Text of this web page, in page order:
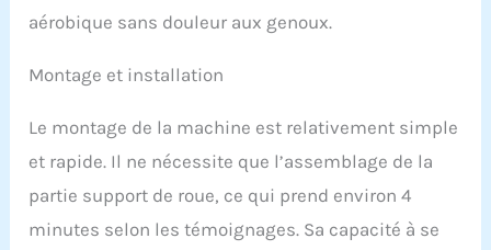
chevronnés, assurant
aérobique sans douleur aux genoux.
Montage et installation
Le montage de la machine est relativement simple
et rapide. Il ne nécessite que l’assemblage de la
partie support de roue, ce qui prend environ 4
minutes selon les témoignages. Sa capacité à se